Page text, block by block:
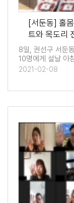
[서둔동] 홀
트와 목도리
8일, 권선구 서둔
10명에게 설날 아
2021-02-08